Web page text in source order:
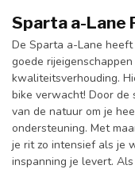
Sparta a-Lane
De Sparta a-Lane
goede
kwaliteitsverhouding.
bike verwacht! Door
van de natuur om je
ondersteuning. Met
je rit zo intensief als je
inspanning je levert.